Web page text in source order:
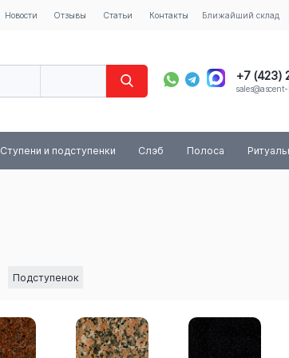
Новости Отзывы Статьи Контакты Ближайший склад
+7 (423)
8 (800)
Ступени и подступенки Слэб Полоса
Подступенок